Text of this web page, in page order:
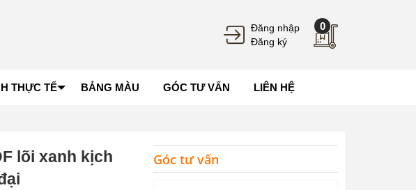
Đăng nhập
Đăng ký
0
THỰC TẾ BẢNG MÀU GÓC TƯ VẤN LIÊN HỆ
lõi xanh kịch
Góc tư vấn